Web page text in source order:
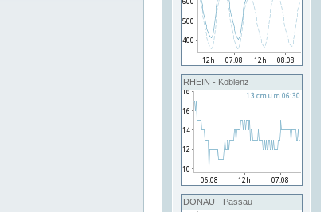
RHEIN - Koblenz
DONAU - Passau